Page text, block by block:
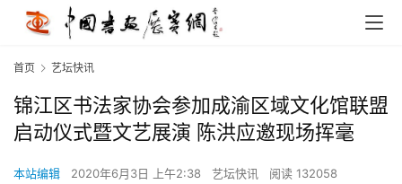
首页 艺坛快讯
锦江区书法家协会参加成渝区域文化馆联盟
启动仪式暨文艺展演 陈洪应邀现场挥毫
本站编辑 2020年6月3日 上午2:38 艺坛快讯 阅读 132058